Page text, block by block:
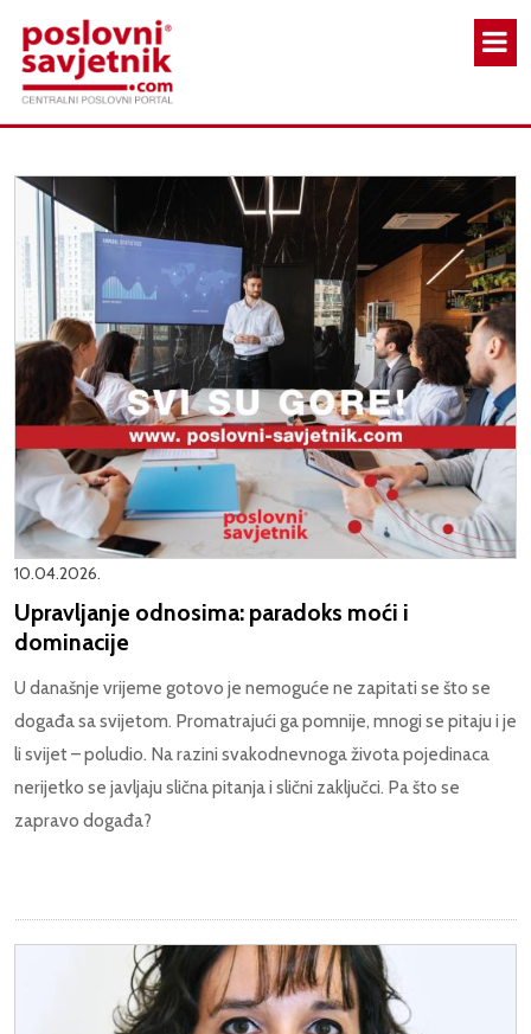
10.04.2026.
Upravljanje odnosima: paradoks moći i
dominacije
U današnje vrijeme gotovo je nemoguće ne zapitati se što se
događa sa svijetom. Promatrajući ga pomnije, mnogi se pitaju i je
li svijet – poludio. Na razini svakodnevnoga života pojedinaca
nerijetko se javljaju slična pitanja i slični zaključci. Pa što se
zapravo događa?